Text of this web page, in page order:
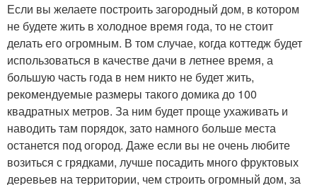
Если вы желаете построить загородный дом, в котором
не будете жить в холодное время года, то не стоит
делать его огромным. В том случае, когда коттедж будет
использоваться в качестве дачи в летнее время, а
большую часть года в нем никто не будет жить,
рекомендуемые размеры такого домика до 100
квадратных метров. За ним будет проще ухаживать и
наводить там порядок, зато намного больше места
останется под огород. Даже если вы не очень любите
возиться с грядками, лучше посадить много фруктовых
деревьев на территории, чем строить огромный дом, за